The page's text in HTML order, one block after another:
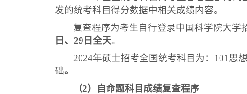
发的统考科目得分数据中相关成绩内容。
复查程序为考生自行登录中国科学院大学
日 、 29 日 全天。
2024年硕士招考全国统考科目为： 101 思
础。
（2）自命题科目成绩复查程序